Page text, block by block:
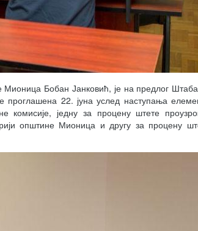
Бобан Јанковић, је на предлог
проглашена 22. јуна услед наступања
једну за процену штете
општине Мионица и другу за процену